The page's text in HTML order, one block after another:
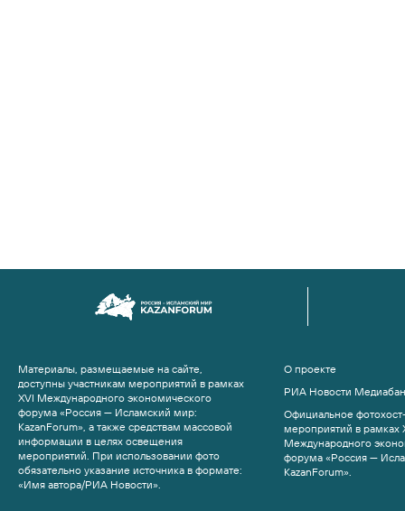
Материалы, размещаемые на сайте,
доступны участникам мероприятий в рамках
XVI Международного экономического
форума «Россия — Исламский мир:
KazanForum», а также средствам массовой
информации в целях освещения
мероприятий. При использовании фото
обязательно указание источника в формате:
«Имя автора/РИА Новости».
О проекте
РИА Новости
Официальное
мероприятий в рамках
Международного
форума «Россия —
KazanForum».